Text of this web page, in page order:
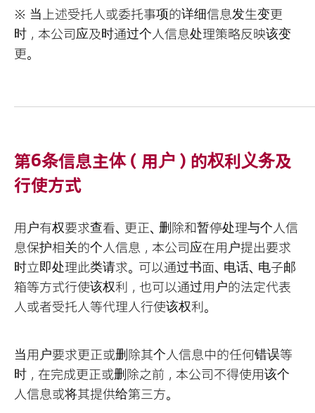
※ 当上述受托人或委托事项的详细信息发生变更
时，本公司应及时通过个人信息处理策略反映该变
更。
第6条信息主体（用户）的权利义务及
行使方式
用户有权要求查看、更正、删除和暂停处理与个人信
息保护相关的个人信息，本公司应在用户提出要求
时立即处理此类请求。可以通过书面、电话、电子邮
箱等方式行使该权利，也可以通过用户的法定代表
人或者受托人等代理人行使该权利。
当用户要求更正或删除其个人信息中的任何错误等
时，在完成更正或删除之前，本公司不得使用该个
人信息或将其提供给第三方。